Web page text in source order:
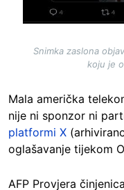
Snimka zaslona
koju je
Mala američka
nije ni sponzor ni
platformi X
oglašavanje tijekom
AFP Provjera